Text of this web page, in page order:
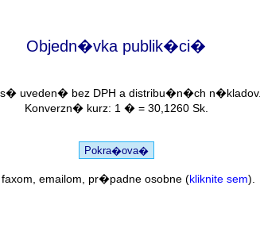
Objedn�vka publik�ci�
uveden� bez DPH a distribu�n�ch n�kladov.
Konverzn� kurz: 1 � = 30,1260 Sk.
emailom, pr�padne osobne (kliknite sem).